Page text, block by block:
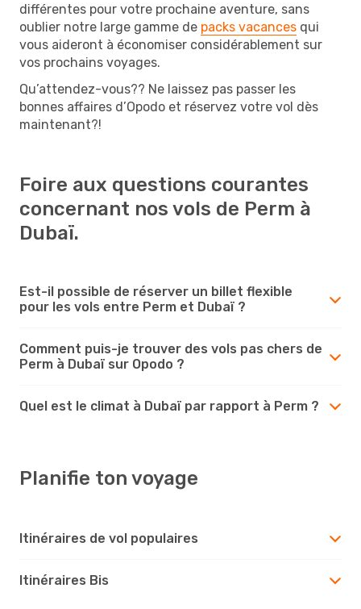
différentes pour votre prochaine aventure, sans
oublier notre large gamme de packs vacances qui
vous aideront à économiser considérablement sur
vos prochains voyages.
Qu’attendez-vous?? Ne laissez pas passer les
bonnes affaires d’Opodo et réservez votre vol dès
maintenant?!
Foire aux questions courantes
concernant nos vols de Perm à
Dubaï.
Est-il possible de réserver un billet flexible
pour les vols entre Perm et Dubaï ?
Comment puis-je trouver des vols pas chers de
Perm à Dubaï sur Opodo ?
Quel est le climat à Dubaï par rapport à Perm ?
Planifie ton voyage
Itinéraires de vol populaires
Itinéraires Bis